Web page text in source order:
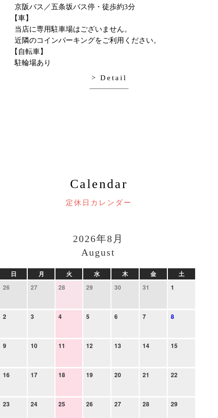
京阪バス／五条坂バス停・徒歩約3分
【車】
当店に専用駐車場はございません。
近隣のコインパーキングをご利用ください。
【自転車】
駐輪場あり
> Detail
Calendar
定休日カレンダー
2026年8月
August
日 月 火 水 木 金
土
26
27 28 29 30 31 1
2 3 4 5 6 7 8
9 10 11 12 13 14 15
16 17 18 19 20 21 22
23 24 25 26 27 28 29